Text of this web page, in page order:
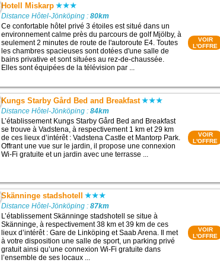
Hotell Miskarp
Distance Hôtel-Jönköping :80km
Ce confortable hôtel privé 3 étoiles est situé dans un
environnement calme près du parcours de golf Mjölby, à
seulement 2 minutes de route de l'autoroute E4. Toutes
les chambres spacieuses sont dotées d'une salle de
bains privative et sont situées au rez-de-chaussée.
Elles sont équipées de la télévision par ...
VOIR
L'OFFRE
Kungs Starby Gård Bed and Breakfast
Distance Hôtel-Jönköping :84km
L’établissement Kungs Starby Gård Bed and Breakfast
se trouve à Vadstena, à respectivement 1 km et 29 km
de ces lieux d’intérêt : Vadstena Castle et Mantorp Park.
Offrant une vue sur le jardin, il propose une connexion
Wi-Fi gratuite et un jardin avec une terrasse ...
VOIR
L'OFFRE
Skänninge stadshotell
Distance Hôtel-Jönköping :87km
L’établissement Skänninge stadshotell se situe à
Skänninge, à respectivement 38 km et 39 km de ces
lieux d’intérêt : Gare de Linköping et Saab Arena. Il met
à votre disposition une salle de sport, un parking privé
gratuit ainsi qu’une connexion Wi-Fi gratuite dans
l’ensemble de ses locaux ...
VOIR
L'OFFRE